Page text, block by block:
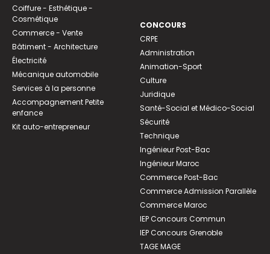
Coiffure - Esthétique -
Cosmétique
Commerce - Vente
Bâtiment - Architecture
Électricité
Mécanique automobile
Services à la personne
Accompagnement Petite
enfance
Kit auto-entrepreneur
CONCOURS
CRPE
Administration
Animation-Sport
Culture
Juridique
Santé-Social et Médico-Social
Sécurité
Technique
Ingénieur Post-Bac
Ingénieur Maroc
Commerce Post-Bac
Commerce Admission Parallèle
Commerce Maroc
IEP Concours Commun
IEP Concours Grenoble
TAGE MAGE